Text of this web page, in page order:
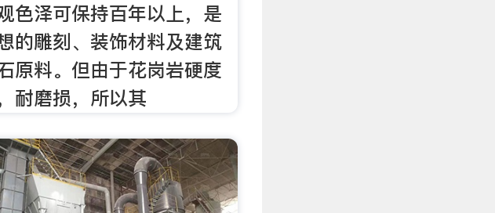
色泽可保持百年以上，是
的雕刻、装饰材料及建筑
原料。但由于花岗岩硬度
耐磨损，所以其